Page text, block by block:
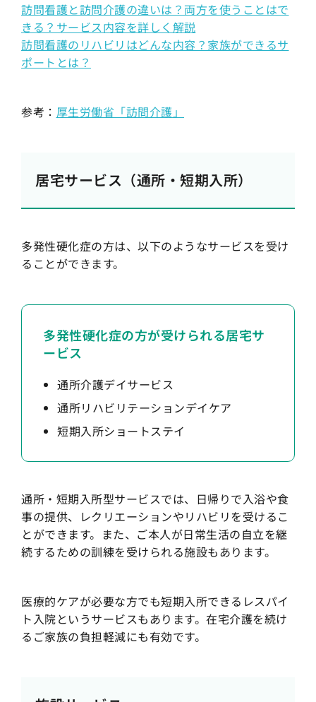
訪問看護と訪問介護の違いは？両方を使うことはで
きる？サービス内容を詳しく解説
訪問看護のリハビリはどんな内容？家族ができるサ
ポートとは？
参考： 厚生労働省「訪問介護」
居宅サービス（通所・短期入所）
多発性硬化症の方は、以下のようなサービスを受け
ることができます。
多発性硬化症の方が受けられる居宅サ
ービス
通所介護デイサービス
通所リハビリテーションデイケア
短期入所ショートステイ
通所・短期入所型サービスでは、日帰りで入浴や食
事の提供、レクリエーションやリハビリを受けるこ
とができます。また、ご本人が日常生活の自立を継
続するための訓練を受けられる施設もあります。
医療的ケアが必要な方でも短期入所できるレスパイ
ト入院というサービスもあります。在宅介護を続け
るご家族の負担軽減にも有効です。